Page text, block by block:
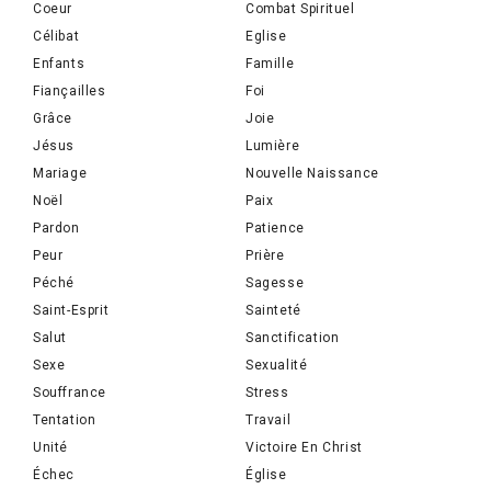
Coeur
Combat Spirituel
Célibat
Eglise
Enfants
Famille
Fiançailles
Foi
Grâce
Joie
Jésus
Lumière
Mariage
Nouvelle Naissance
Noël
Paix
Pardon
Patience
Peur
Prière
Péché
Sagesse
Saint-Esprit
Sainteté
Salut
Sanctification
Sexe
Sexualité
Souffrance
Stress
Tentation
Travail
Unité
Victoire En Christ
Échec
Église